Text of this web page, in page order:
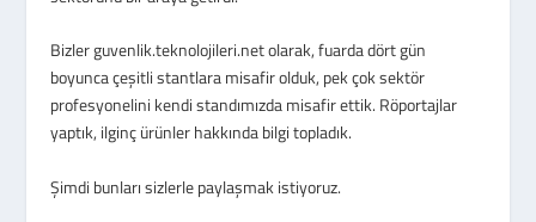
Bizler guvenlik.teknolojileri.net olarak, fuarda dört gün
boyunca çeşitli stantlara misafir olduk, pek çok sektör
profesyonelini kendi standımızda misafir ettik. Röportajlar
yaptık, ilginç ürünler hakkında bilgi topladık.
Şimdi bunları sizlerle paylaşmak istiyoruz.